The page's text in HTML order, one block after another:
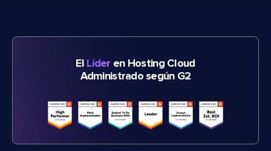
El Líder en Hosting Cloud
Administrado según G2